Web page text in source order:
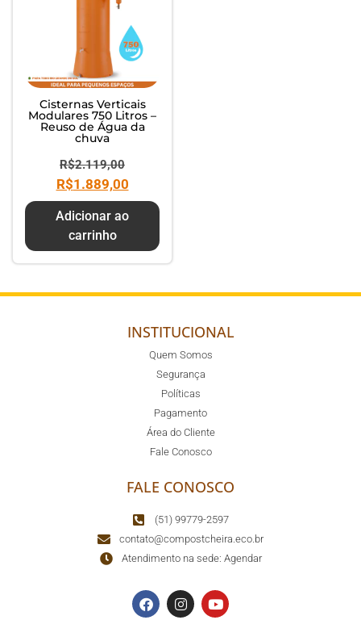
Cisternas Verticais
Modulares 750 Litros –
Reuso de Água da
chuva
R$2.119,00
R$1.889,00
Adicionar ao
carrinho
INSTITUCIONAL
Quem Somos
Segurança
Políticas
Pagamento
Área do Cliente
Fale Conosco
FALE CONOSCO
(51) 99779-2597
contato@compostcheira.eco.br
Atendimento na sede: Agendar